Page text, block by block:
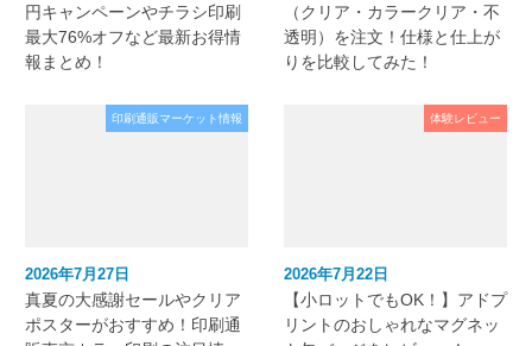
円キャンペーンやチラシ印刷
最大76%オフなど最新お得情
報まとめ！
（クリア・カラークリア・不
透明）を注文！仕様と仕上が
りを比較してみた！
印刷通販マーケット情報
2026年7月27日
真夏の大感謝セールやクリア
ポスターがおすすめ！印刷通
体験レビュー
2026年7月22日
【小ロットでもOK！】アドプ
リントのおしゃれなマグネッ